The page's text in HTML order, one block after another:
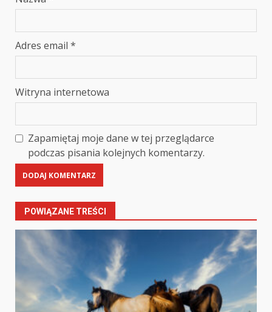
Adres email *
Witryna internetowa
Zapamiętaj moje dane w tej przeglądarce
podczas pisania kolejnych komentarzy.
POWIĄZANE TREŚCI